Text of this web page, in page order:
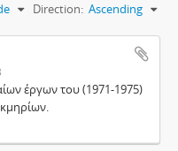
Direction: Ascending
έργων του (1971-1975)